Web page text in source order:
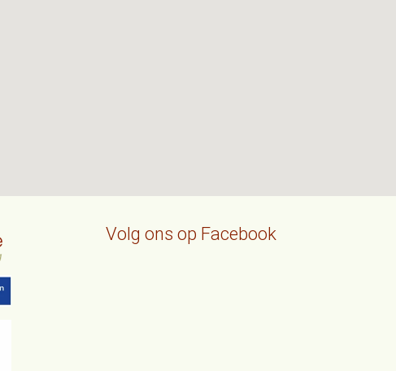
Volg ons op Facebook